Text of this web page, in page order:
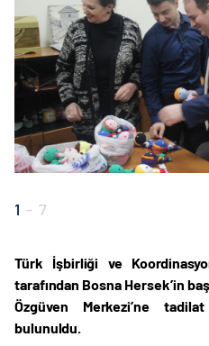
1 - 7
Türk İşbirliği ve
tarafından Bosna Hersek’in
Özgüven Merkezi’ne
bulunuldu.